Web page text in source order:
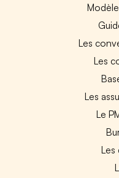
Les
Les
Les
Le
Les